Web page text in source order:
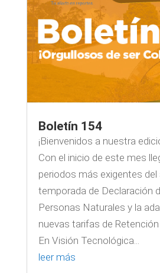
Boletín 154
¡Bienvenidos a nuestra
Con el inicio de este mes
periodos más exigentes del
temporada de Declaración
Personas Naturales y la
nuevas tarifas de Retención
En Visión Tecnológica...
leer más